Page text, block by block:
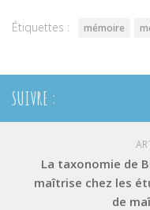
Étiquettes : mémoire
SUIVRE :
La taxonomie de
maîtrise chez les
de